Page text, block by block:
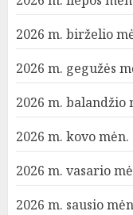
2026 m. birželio
2026 m. gegužės
2026 m. balandžio
2026 m. kovo mėn.
2026 m. vasario
2026 m. sausio